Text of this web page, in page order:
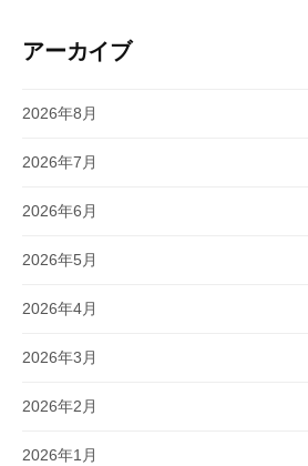
アーカイブ
2026年8月
2026年7月
2026年6月
2026年5月
2026年4月
2026年3月
2026年2月
2026年1月